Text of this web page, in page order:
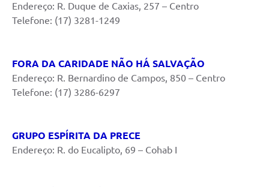
Endereço: R. Duque de Caxias, 257 – Centro
Telefone: (17) 3281-1249
FORA DA CARIDADE NÃO HÁ SALVAÇÃO
Endereço: R. Bernardino de Campos, 850 – Centro
Telefone: (17) 3286-6297
GRUPO ESPÍRITA DA PRECE
Endereço: R. do Eucalipto, 69 – Cohab I